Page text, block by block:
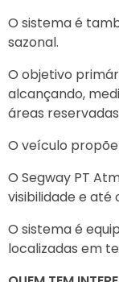
O sistema é
sazonal.
O objetivo
alcançando,
áreas
O veículo
O Segway PT
visibilidade e até
O sistema é
localizadas em